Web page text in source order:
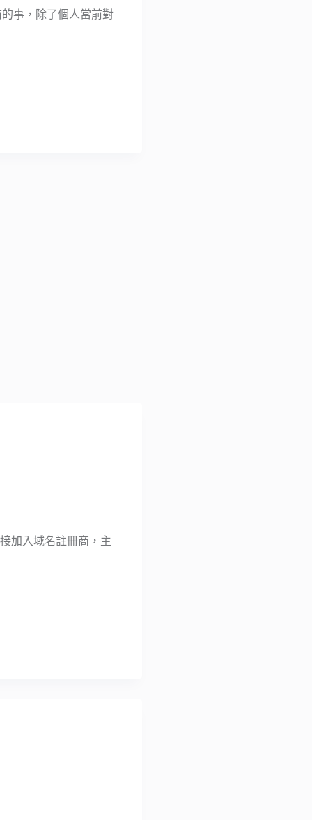
的事，除了個人當前對
加入域名註冊商，主